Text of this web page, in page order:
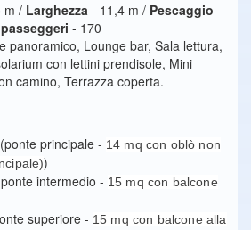
m / Larghezza - 11,4 m / Pescaggio -
- 170
panoramico, Lounge bar, Sala lettura,
con lettini prendisole, Mini
camino, Terrazza coperta.
principale - 14 mq con oblò non
)
intermedio - 15 mq con balcone
superiore - 15 mq con balcone alla